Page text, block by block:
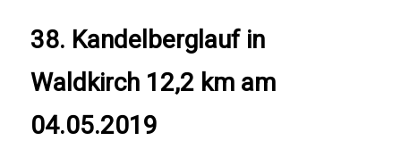
38. Kandelberglauf in
Waldkirch 12,2 km am
04.05.2019